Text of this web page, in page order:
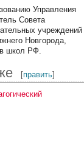
Управления
Совета
учреждений
Новгорода,
школ РФ.
[править]